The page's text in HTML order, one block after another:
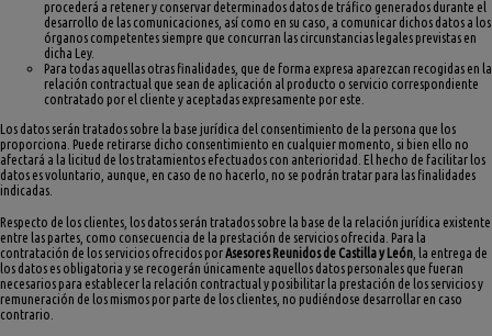
procederá a retener y conservar determinados datos de tráfico generados durante el
desarrollo de las comunicaciones, así como en su caso, a comunicar dichos datos a los
órganos competentes siempre que concurran las circunstancias legales previstas en
dicha Ley.
Para todas aquellas otras finalidades, que de forma expresa aparezcan recogidas en la
relación contractual que sean de aplicación al producto o servicio correspondiente
contratado por el cliente y aceptadas expresamente por este.
Los datos serán tratados sobre la base jurídica del consentimiento de la persona que los
proporciona. Puede retirarse dicho consentimiento en cualquier momento, si bien ello no
afectará a la licitud de los tratamientos efectuados con anterioridad. El hecho de facilitar los
datos es voluntario, aunque, en caso de no hacerlo, no se podrán tratar para las finalidades
indicadas.
Respecto de los clientes, los datos serán tratados sobre la base de la relación jurídica existente
entre las partes, como consecuencia de la prestación de servicios ofrecida. Para la
contratación de los servicios ofrecidos porAsesores Reunidos de Castilla y León , la entrega de
los datos es obligatoria y se recogerán únicamente aquellos datos personales que fueran
necesarios para establecer la relación contractual y posibilitar la prestación de los servicios y
remuneración de los mismos por parte de los clientes, no pudiéndose desarrollar en caso
contrario.